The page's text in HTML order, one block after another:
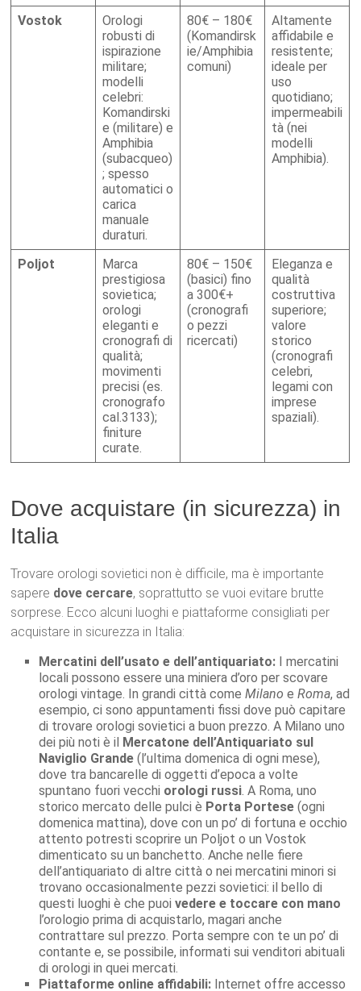
Vostok
Orologi
robusti di
ispirazione
militare;
modelli
celebri:
Komandirski
e (militare) e
Amphibia
(subacqueo)
; spesso
automatici o
carica
manuale
duraturi.
80€ – 180€
(Komandirsk
ie/Amphibia
comuni)
Altamente
affidabile e
resistente;
ideale per
uso
quotidiano;
impermeabili
tà (nei
modelli
Amphibia).
Poljot
Marca
prestigiosa
sovietica;
orologi
eleganti e
cronografi di
qualità;
movimenti
precisi (es.
cronografo
cal.3133);
finiture
curate.
80€ – 150€
(basici) fino
a 300€+
(cronografi
o pezzi
ricercati)
Eleganza e
qualità
costruttiva
superiore;
valore
storico
(cronografi
celebri,
legami con
imprese
spaziali).
Dove acquistare (in sicurezza) in
Italia
Trovare orologi sovietici non è difficile, ma è importante
sapere dove cercare, soprattutto se vuoi evitare brutte
sorprese. Ecco alcuni luoghi e piattaforme consigliati per
acquistare in sicurezza in Italia:
Mercatini dell’usato e dell’antiquariato: I mercatini
locali possono essere una miniera d’oro per scovare
orologi vintage. In grandi città comeMilano eRoma, ad
esempio, ci sono appuntamenti fissi dove può capitare
di trovare orologi sovietici a buon prezzo. A Milano uno
dei più noti è il Mercatone dell’Antiquariato sul
Naviglio Grande (l’ultima domenica di ogni mese),
dove tra bancarelle di oggetti d’epoca a volte
spuntano fuori vecchi orologi russi. A Roma, uno
storico mercato delle pulci è Porta Portese (ogni
domenica mattina), dove con un po’ di fortuna e occhio
attento potresti scoprire un Poljot o un Vostok
dimenticato su un banchetto. Anche nelle fiere
dell’antiquariato di altre città o nei mercatini minori si
trovano occasionalmente pezzi sovietici: il bello di
questi luoghi è che puoivedere e toccare con mano
l’orologio prima di acquistarlo, magari anche
contrattare sul prezzo. Porta sempre con te un po’ di
contante e, se possibile, informati sui venditori abituali
di orologi in quei mercati.
Piattaforme online affidabili: Internet offre accesso